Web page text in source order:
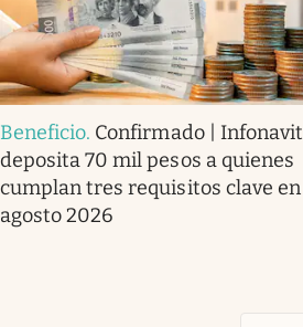
Beneficio. Confirmado | Infonavit
deposita 70 mil pesos a quienes
cumplan tres requisitos clave en
agosto 2026